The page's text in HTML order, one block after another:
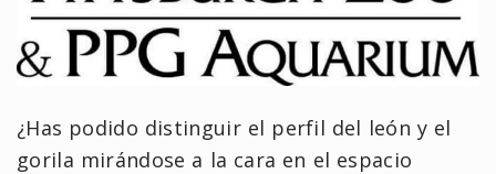
¿Has podido distinguir el perfil del león y el
gorila mirándose a la cara en el espacio